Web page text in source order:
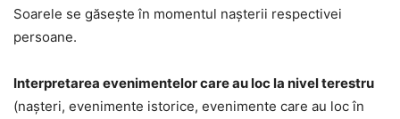
Soarele se găsește în momentul nașterii respectivei
persoane.
Interpretarea evenimentelor care au loc la nivel terestru
(nașteri, evenimente istorice, evenimente care au loc în